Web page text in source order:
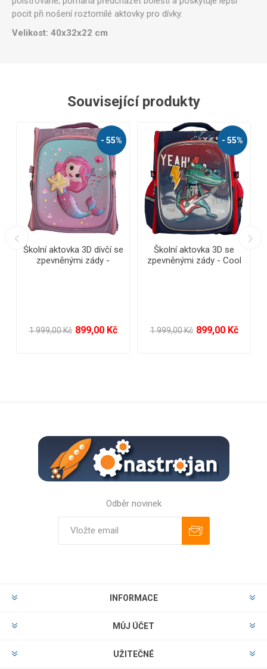
pocit při nošení roztomilé aktovky pro dívky.
Velikost: 40x32x22 cm
Související produkty
- 55%
Školní aktovka 3D dívčí se
zpevněnými zády -
mořská panna
1 999,00 Kč 899,00 Kč
- 55%
Školní aktovka 3D se
zpevněnými zády - Cool
1 999,00 Kč 899,00 Kč
Odběr novinek
INFORMACE
MŮJ ÚČET
UŽITEČNÉ